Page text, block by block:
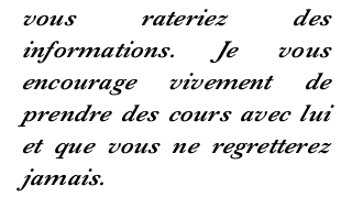
vous rateriez des
informations. Je vous
encourage vivement de
prendre des cours avec lui
et que vous ne regretterez
jamais.